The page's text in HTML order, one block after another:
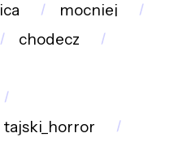
mocniej
chodecz
tajski_horror